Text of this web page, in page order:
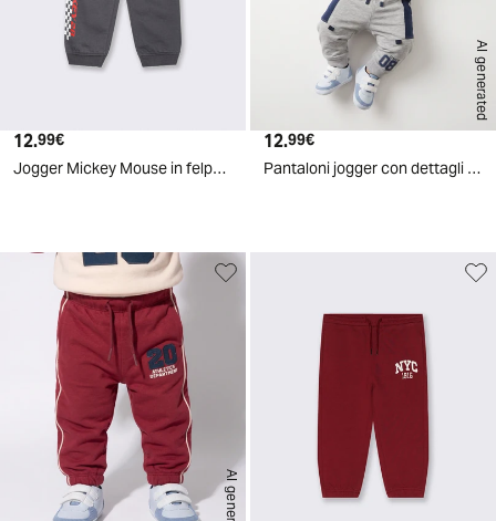
Prezzo attuale
12.99€
Jogger Mickey Mouse in felpa sportiva - Grigio piombo
AI generated
Prezzo attuale
12.99€
Pantaloni jogger con dettagli a contrasto - Grigio mel.